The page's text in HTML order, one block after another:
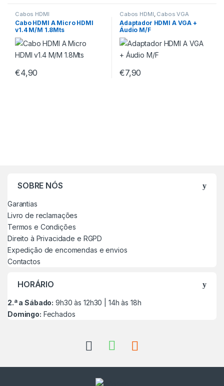
Cabos HDMI
Cabo HDMI A Micro HDMI
v1.4 M/M 1.8Mts
€4,90
Cabos HDMI Cabos VGA
Adaptador HDMI A VGA +
Áudio M/F
€7,90
SOBRE NÓS
Garantias
Livro de reclamações
Termos e Condições
Direito à Privacidade e RGPD
Expedição de encomendas e envios
Contactos
HORÁRIO
2.ª a Sábado: 9h30 às 12h30 | 14h às 18h
Domingo: Fechados